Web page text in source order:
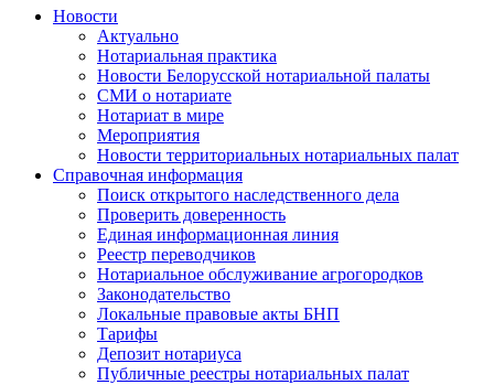
Новости
Актуально
Нотариальная практика
Новости Белорусской нотариальной палаты
СМИ о нотариате
Нотариат в мире
Мероприятия
Новости территориальных нотариальных палат
Справочная информация
Поиск открытого наследственного дела
Проверить доверенность
Единая информационная линия
Реестр переводчиков
Нотариальное обслуживание агрогородков
Законодательство
Локальные правовые акты БНП
Тарифы
Депозит нотариуса
Публичные реестры нотариальных палат